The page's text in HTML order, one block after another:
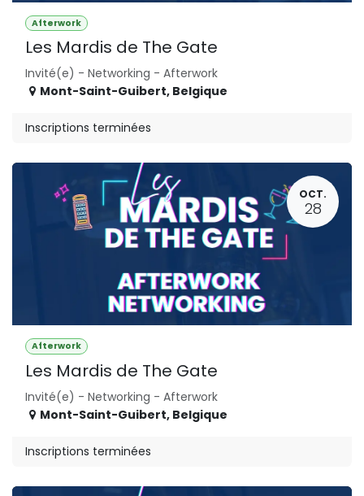
Afterwork
Les Mardis de The Gate
Invité(e) - Networking - Afterwork
Mont-Saint-Guibert, Belgique
Inscriptions terminées
OCT.
28
Afterwork
Les Mardis de The Gate
Invité(e) - Networking - Afterwork
Mont-Saint-Guibert, Belgique
Inscriptions terminées